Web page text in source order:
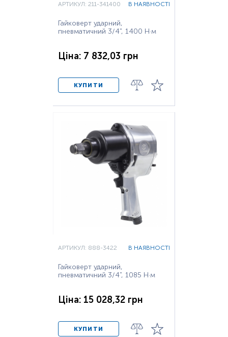
АРТИКУЛ: 211-341400 В НАЯВНОСТІ
Гайковерт ударний,
пневматичний 3/4", 1400 Н·м
Ціна: 7 832,03 грн
КУПИТИ
АРТИКУЛ: 888-3422 В НАЯВНОСТІ
Гайковерт ударний,
пневматичний 3/4", 1085 Н·м
Ціна: 15 028,32 грн
КУПИТИ